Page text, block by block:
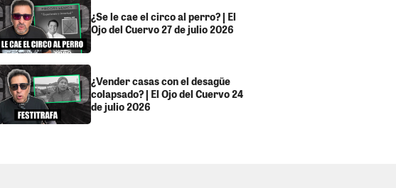
¿Se le cae el circo al perro? | El
Ojo del Cuervo 27 de julio 2026
¿Vender casas con el desagüe
colapsado? | El Ojo del Cuervo 24
de julio 2026